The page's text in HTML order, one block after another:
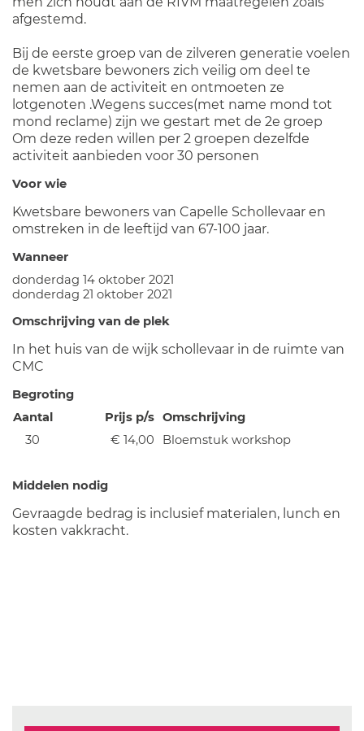
afgestemd.
Bij de eerste groep van de zilveren generatie voelen
de kwetsbare bewoners zich veilig om deel te
nemen aan de activiteit en ontmoeten ze
lotgenoten .Wegens succes(met name mond tot
mond reclame) zijn we gestart met de 2e groep
Om deze reden willen per 2 groepen dezelfde
activiteit aanbieden voor 30 personen
Voor wie
Kwetsbare bewoners van Capelle Schollevaar en
omstreken in de leeftijd van 67-100 jaar.
Wanneer
donderdag 14 oktober 2021
donderdag 21 oktober 2021
Omschrijving van de plek
In het huis van de wijk schollevaar in de ruimte van
CMC
Begroting
Aantal
Prijs p/s Omschrijving
30
€ 14,00 Bloemstuk workshop
Middelen nodig
Gevraagde bedrag is inclusief materialen, lunch en
kosten vakkracht.